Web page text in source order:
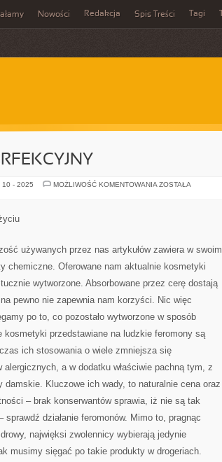
Nowości Redakcja Spis Treści Tagi
10 - 2025 MOŻLIWOŚĆ KOMENTOWANIA AKT
ZOSTAŁA
używanych przez nas artykułów zawiera w swoim
chemiczne. Oferowane nam aktualnie kosmetyki
wytworzone. Absorbowane przez cerę dostają
pewno nie zapewnia nam korzyści. Nic więc
po to, co pozostało wytworzone w sposób
kosmetyki przedstawiane na ludzkie feromony są
ich stosowania o wiele zmniejsza się
a w dodatku właściwie pachną tym, z
damskie. Kluczowe ich wady, to naturalnie cena oraz
– brak konserwantów sprawia, iż nie są tak
działanie feromonów. Mimo to, pragnąc
najwięksi zwolennicy wybierają jedynie
musimy sięgać po takie produkty w drogeriach.